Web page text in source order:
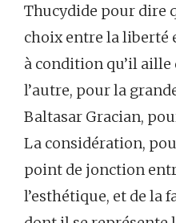
Thucydide pour dire
choix entre la liberté
à condition qu’il aille
l’autre, pour la
Baltasar Gracian,
La considération,
point de jonction
l’esthétique, et de la